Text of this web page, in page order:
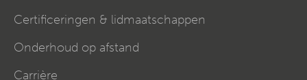
Certificeringen & lidmaatschappen
Onderhoud op afstand
Carrière